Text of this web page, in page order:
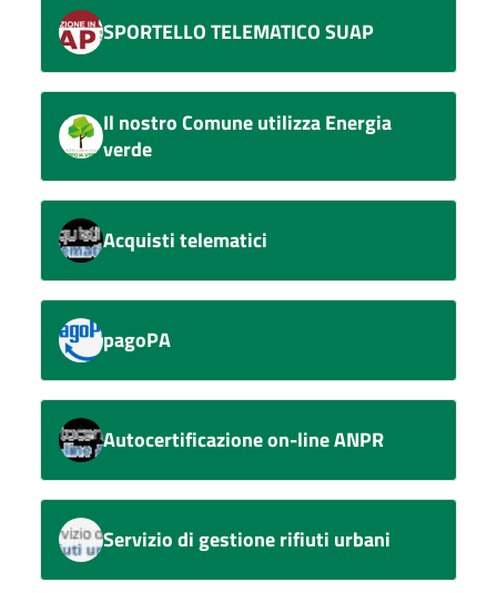
SPORTELLO TELEMATICO SUAP
Il nostro Comune utilizza Energia
verde
Acquisti telematici
pagoPA
Autocertificazione on-line ANPR
Servizio di gestione rifiuti urbani